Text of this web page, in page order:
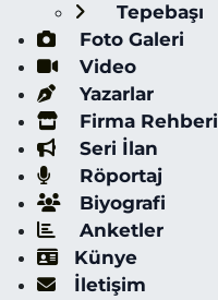
Tepebaşı
Foto Galeri
Video
Yazarlar
Firma Rehberi
Seri İlan
Röportaj
Biyografi
Anketler
Künye
İletişim